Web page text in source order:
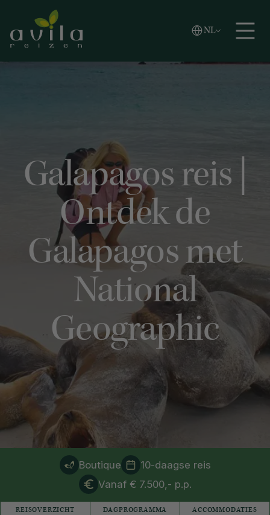
Zoeken
NL
Vlaams
English
Galapagos reis |
Ontdek de
Galapagos met
National
Geographic
Boutique
10-daagse reis
Vanaf € 7.500,- p.p.
REISOVERZICHT DAGPROGRAMMA ACCOMMODATIES